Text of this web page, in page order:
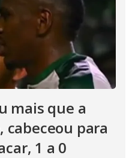
mais que a
cabeceou para
1 a 0